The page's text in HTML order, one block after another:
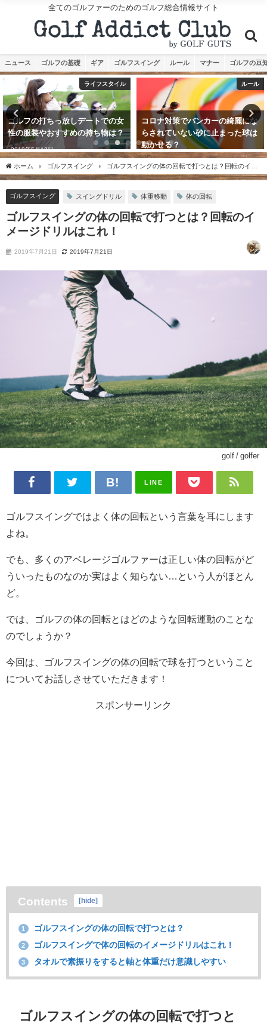
全てのゴルファーのためのゴルフ総合情報サイト
ニュース ゴルフの基礎 ギア ゴルフスイング ルール マナー ゴルフの豆
ルール
コロナ対策でバンカーの綺麗にな
らされていない砂に止まった球は
動かせる？
ニュース
マスターズ２０２１の賞金配分一
覧 松山の優勝賞金は2億2600万
円
ホーム ゴルフスイング
ゴルフスイングの体の回転で打つとは？回転のイメ
ージドリルはこれ！
ゴルフスイング スイングドリル 体重移動 体の回転
ゴルフスイングの体の回転で打つとは？回転のイ
メージドリルはこれ！
2019年7月21日 2019年7月21日
golf / golfer
LINE
ゴルフスイングではよく体の回転という言葉を耳にします
よね。
でも、多くのアベレージゴルファーは正しい体の回転がど
ういったものなのか実はよく知らない…という人がほとん
ど。
では、ゴルフの体の回転とはどのような回転運動のことな
のでしょうか？
今回は、ゴルフスイングの体の回転で球を打つということ
についてお話しさせていただきます！
スポンサーリンク
Contents [hide]
1 ゴルフスイングの体の回転で打つとは？
2 ゴルフスイングで体の回転のイメージドリルはこれ！
3 タオルで素振りをすると軸と体重だけ意識しやすい
ゴルフスイングの体の回転で打つと